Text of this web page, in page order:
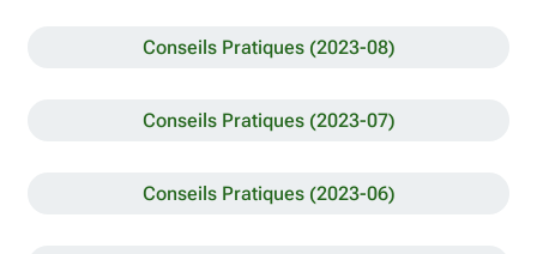
Conseils Pratiques (2023-08)
Conseils Pratiques (2023-07)
Conseils Pratiques (2023-06)